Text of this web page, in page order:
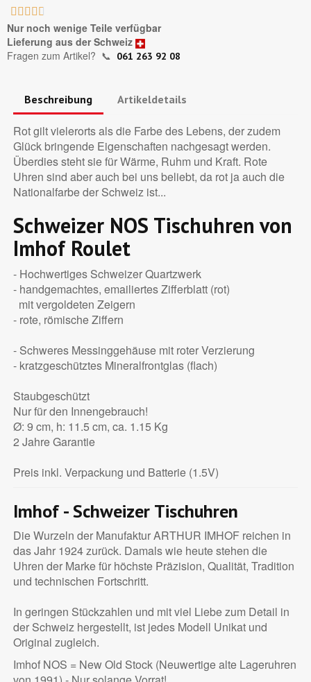
    
Nur noch wenige Teile verfügbar
Lieferung aus der Schweiz
Fragen zum Artikel? 📞 061 263 92 08
Beschreibung Artikeldetails
Rot gilt vielerorts als die Farbe des Lebens, der zudem
Glück bringende Eigenschaften nachgesagt werden.
Überdies steht sie für Wärme, Ruhm und Kraft. Rote
Uhren sind aber auch bei uns beliebt, da rot ja auch die
Nationalfarbe der Schweiz ist...
Schweizer NOS Tischuhren von
Imhof Roulet
- Hochwertiges Schweizer Quartzwerk
- handgemachtes, emailiertes Zifferblatt (rot)
mit vergoldeten Zeigern
- rote, römische Ziffern
- Schweres Messinggehäuse mit roter Verzierung
- kratzgeschütztes Mineralfrontglas (flach)
Staubgeschützt
Nur für den Innengebrauch!
Ø: 9 cm, h: 11.5 cm, ca. 1.15 Kg
2 Jahre Garantie
Preis inkl. Verpackung und Batterie (1.5V)
Imhof - Schweizer Tischuhren
Die Wurzeln der Manufaktur ARTHUR IMHOF reichen in
das Jahr 1924 zurück. Damals wie heute stehen die
Uhren der Marke für höchste Präzision, Qualität, Tradition
und technischen Fortschritt.
In geringen Stückzahlen und mit viel Liebe zum Detail in
der Schweiz hergestellt, ist jedes Modell Unikat und
Original zugleich.
Imhof NOS = New Old Stock (Neuwertige alte Lageruhren